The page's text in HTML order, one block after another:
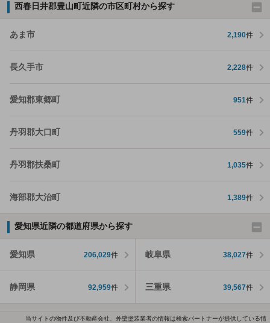
西春日井郡豊山町近隣の市区町村から探す
あま市 2,190件
長久手市 2,228件
愛知郡東郷町 951件
丹羽郡大口町 559件
丹羽郡扶桑町 1,035件
海部郡大治町 1,389件
愛知県近隣の都道府県から探す
愛知県 206,029件 岐阜県 38,027件
静岡県 92,959件 三重県 39,567件
当サイトの物件及び不動産会社、外壁塗装業者の情報は検索パートナーが提供している情